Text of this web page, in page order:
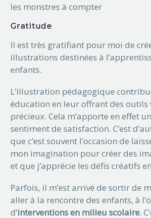
les monstres à compter
Gratitude
Il est très gratifiant pour moi de
illustrations destinées à
enfants.
L’illustration pédagogique
éducation en leur offrant des outils
précieux. Cela m’apporte en effet
sentiment de satisfaction. C’est
que c’est souvent l’occasion de
mon imagination pour créer des
et que j’apprécie les défis créatifs
Parfois, il m’est arrivé de sortir de
aller à la rencontre des enfants, à
d’interventions en milieu scolaire.